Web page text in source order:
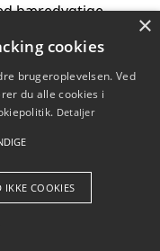
bæredygtige
med familien i
Aps
×
cookies
brugeroplevelsen. Ved
du alle cookies i
Detaljer
IKKE COOKIES